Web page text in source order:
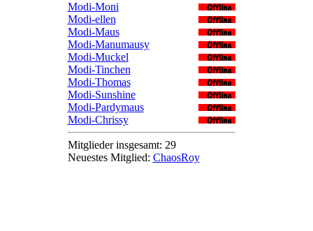
Modi-Moni
Modi-ellen
Modi-Maus
Modi-Manumausy
Modi-Muckel
Modi-Tinchen
Modi-Thomas
Modi-Sunshine
Modi-Pardymaus
Modi-Chrissy
Mitglieder insgesamt: 29
Neuestes Mitglied: ChaosRoy